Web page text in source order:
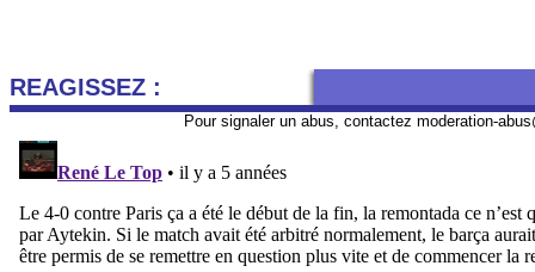
REAGISSEZ :
Pour signaler un abus, contactez moderation-